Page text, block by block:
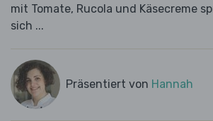
mit Tomate, Rucola und Käsecreme
sich ...
Präsentiert von Hannah